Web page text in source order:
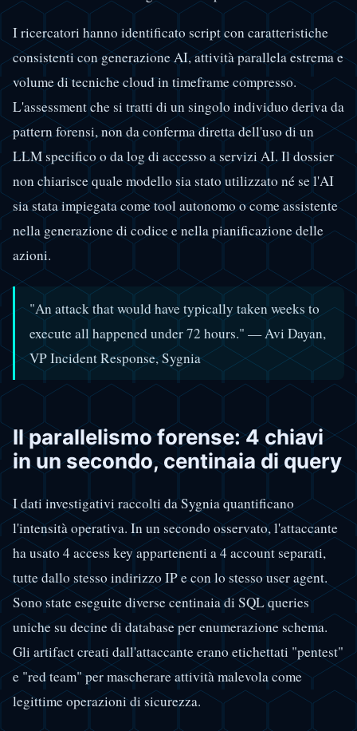
I ricercatori hanno identificato script con caratteristiche
consistenti con generazione AI, attività parallela estrema e
volume di tecniche cloud in timeframe compresso.
L'assessment che si tratti di un singolo individuo deriva da
pattern forensi, non da conferma diretta dell'uso di un
LLM specifico o da log di accesso a servizi AI. Il dossier
non chiarisce quale modello sia stato utilizzato né se l'AI
sia stata impiegata come tool autonomo o come assistente
nella generazione di codice e nella pianificazione delle
azioni.
"An attack that would have typically taken weeks to
execute all happened under 72 hours." — Avi Dayan,
VP Incident Response, Sygnia
Il parallelismo forense: 4 chiavi
in un secondo, centinaia di query
I dati investigativi raccolti da Sygnia quantificano
l'intensità operativa. In un secondo osservato, l'attaccante
ha usato 4 access key appartenenti a 4 account separati,
tutte dallo stesso indirizzo IP e con lo stesso user agent.
Sono state eseguite diverse centinaia di SQL queries
uniche su decine di database per enumerazione schema.
Gli artifact creati dall'attaccante erano etichettati "pentest"
e "red team" per mascherare attività malevola come
legittime operazioni di sicurezza.